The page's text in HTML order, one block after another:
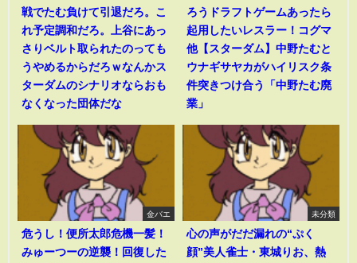
戦でたむ負けて引退だろ。こ
れ予定調和だろ。上谷にあっ
さりベルト取られたのっても
うやめるからだろｗなんかス
ターダムのシナリオならおも
なくなった団体だな
ろうドラフトゲームあったら
起用したいレスラー！コグマ
他【スターダム】中野たむと
ウナギサヤカがハイリスク条
件突きつけ合う「中野たむ廃
業」
金バエ
危うし！便所太郎危機一髪！
みゅーつーの逆襲！回復した
未分類
心の声がだだ漏れの“ぷく
顔”美人雀士・東城りお、熱